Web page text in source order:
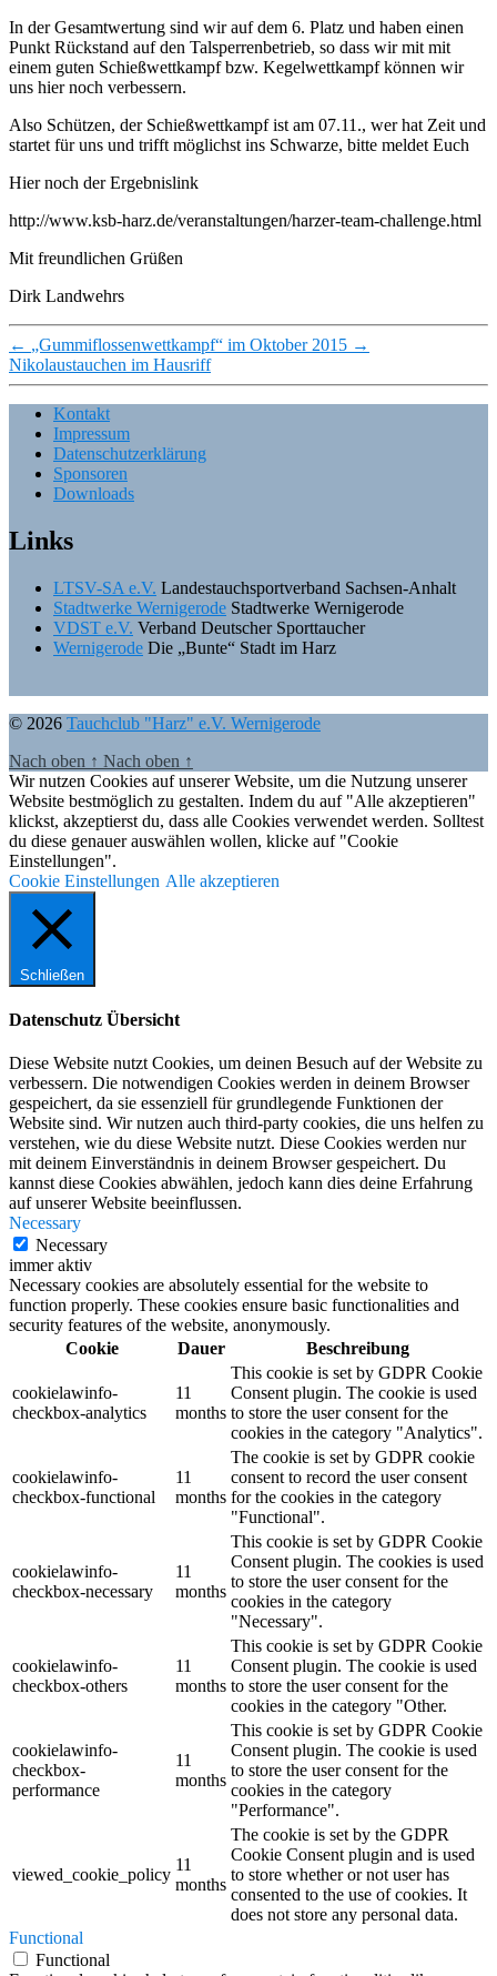
In der Gesamtwertung sind wir auf dem 6. Platz und haben einen
Punkt Rückstand auf den Talsperrenbetrieb, so dass wir mit mit
einem guten Schießwettkampf bzw. Kegelwettkampf können wir
uns hier noch verbessern.
Also Schützen, der Schießwettkampf ist am 07.11., wer hat Zeit und
startet für uns und trifft möglichst ins Schwarze, bitte meldet Euch
Hier noch der Ergebnislink
http://www.ksb-harz.de/veranstaltungen/harzer-team-challenge.html
Mit freundlichen Grüßen
Dirk Landwehrs
← „Gummiflossenwettkampf“ im Oktober 2015 →
Nikolaustauchen im Hausriff
Kontakt
Impressum
Datenschutzerklärung
Sponsoren
Downloads
Links
LTSV-SA e.V. Landestauchsportverband Sachsen-Anhalt
Stadtwerke Wernigerode Stadtwerke Wernigerode
VDST e.V. Verband Deutscher Sporttaucher
Wernigerode Die „Bunte“ Stadt im Harz
© 2026 Tauchclub "Harz" e.V. Wernigerode
Nach oben ↑ Nach oben ↑
Wir nutzen Cookies auf unserer Website, um die Nutzung unserer
Website bestmöglich zu gestalten. Indem du auf "Alle akzeptieren"
klickst, akzeptierst du, dass alle Cookies verwendet werden. Solltest
du diese genauer auswählen wollen, klicke auf "Cookie
Einstellungen".
Cookie Einstellungen Alle akzeptieren
Schließen
Datenschutz Übersicht
Diese Website nutzt Cookies, um deinen Besuch auf der Website zu
verbessern. Die notwendigen Cookies werden in deinem Browser
gespeichert, da sie essenziell für grundlegende Funktionen der
Website sind. Wir nutzen auch third-party cookies, die uns helfen zu
verstehen, wie du diese Website nutzt. Diese Cookies werden nur
mit deinem Einverständnis in deinem Browser gespeichert. Du
kannst diese Cookies abwählen, jedoch kann dies deine Erfahrung
auf unserer Website beeinflussen.
Necessary
Necessary
immer aktiv
Necessary cookies are absolutely essential for the website to
function properly. These cookies ensure basic functionalities and
security features of the website, anonymously.
Cookie
Dauer Beschreibung
cookielawinfo-
checkbox-analytics
11
months
This cookie is set by GDPR Cookie
Consent plugin. The cookie is used
to store the user consent for the
cookies in the category "Analytics".
cookielawinfo-
checkbox-functional
11
months
The cookie is set by GDPR cookie
consent to record the user consent
for the cookies in the category
"Functional".
cookielawinfo-
checkbox-necessary
11
months
This cookie is set by GDPR Cookie
Consent plugin. The cookies is used
to store the user consent for the
cookies in the category
"Necessary".
cookielawinfo-
checkbox-others
11
months
This cookie is set by GDPR Cookie
Consent plugin. The cookie is used
to store the user consent for the
cookies in the category "Other.
cookielawinfo-
checkbox-
performance
11
months
This cookie is set by GDPR Cookie
Consent plugin. The cookie is used
to store the user consent for the
cookies in the category
"Performance".
viewed_cookie_policy
11
months
The cookie is set by the GDPR
Cookie Consent plugin and is used
to store whether or not user has
consented to the use of cookies. It
does not store any personal data.
Functional
Functional